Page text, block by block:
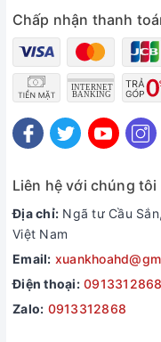
Chấp nhận thanh
Liên hệ với chúng tôi
Địa chỉ: Ngã tư Cầu
Việt Nam
Email:
Điện thoại: 0913312868
Zalo: 0913312868